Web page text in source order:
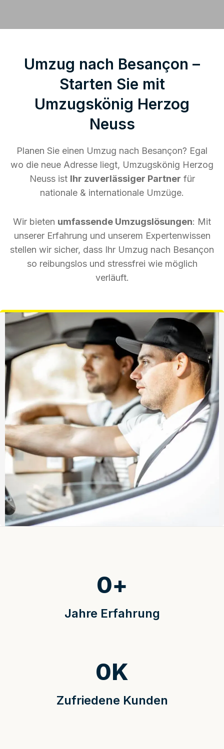
Umzug nach Besançon –
Starten Sie mit
Umzugskönig Herzog
Neuss
Planen Sie einen Umzug nach Besançon? Egal
wo die neue Adresse liegt, Umzugskönig Herzog
Neuss ist Ihr zuverlässiger Partner für
nationale & internationale Umzüge.
Wir bieten umfassende Umzugslösungen: Mit
unserer Erfahrung und unserem Expertenwissen
stellen wir sicher, dass Ihr Umzug nach Besançon
so reibungslos und stressfrei wie möglich
verläuft.
Jahre Erfahrung
0+
Zufriedene Kunden
0K